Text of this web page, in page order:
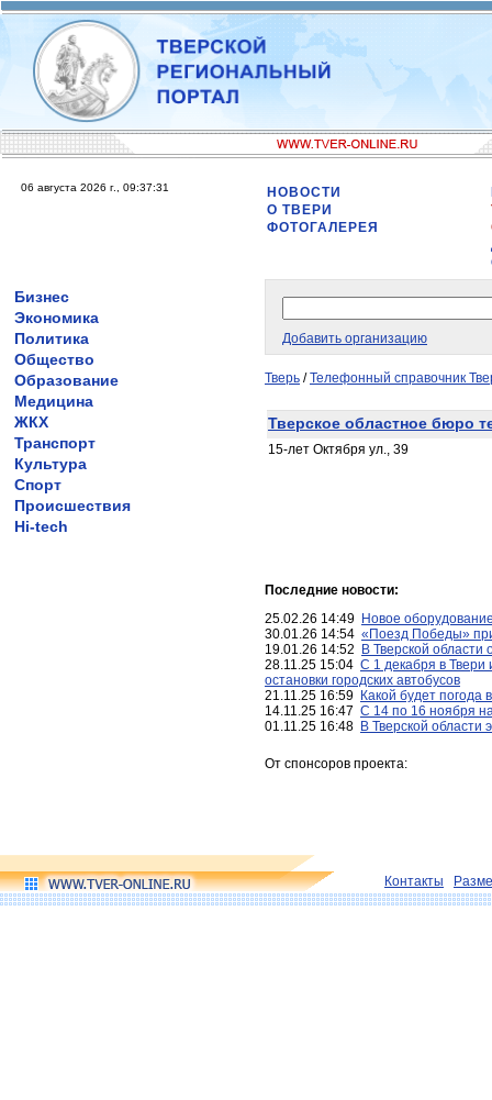
06 августа 2026 г., 09:37:31
НОВОСТИ
О ТВЕРИ
ФОТОГАЛЕРЕЯ
Бизнес
Экономика
Политика
Общество
Образование
Медицина
ЖКХ
Транспорт
Культура
Спорт
Происшествия
Hi-tech
Добавить организацию
Тверь /Телефонный справочник
Тверское областное бюро
15-лет Октября ул., 39
Последние новости:
25.02.26 14:49 Новое
30.01.26 14:54 «Поезд Победы»
19.01.26 14:52
В Тверской области
28.11.25 15:04 С 1 декабря в Твери
остановки городских автобусов
21.11.25 16:59 Какой будет погода
14.11.25 16:47 С 14 по 16 ноября
01.11.25 16:48 В Тверской области
От спонсоров проекта:
Контакты